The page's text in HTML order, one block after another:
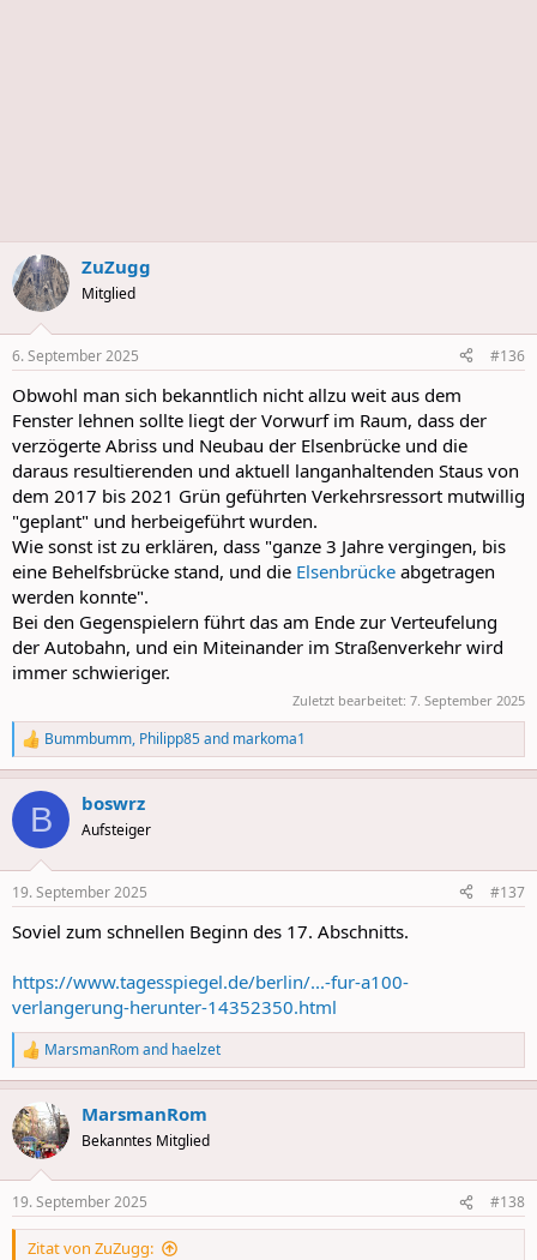
ZuZugg
Mitglied
6. September 2025 #136
Obwohl man sich bekanntlich nicht allzu weit aus dem
Fenster lehnen sollte liegt der Vorwurf im Raum, dass der
verzögerte Abriss und Neubau der Elsenbrücke und die
daraus resultierenden und aktuell langanhaltenden Staus von
dem 2017 bis 2021 Grün geführten Verkehrsressort mutwillig
"geplant" und herbeigeführt wurden.
Wie sonst ist zu erklären, dass "ganze 3 Jahre vergingen, bis
eine Behelfsbrücke stand, und die Elsenbrücke abgetragen
werden konnte".
Bei den Gegenspielern führt das am Ende zur Verteufelung
der Autobahn, und ein Miteinander im Straßenverkehr wird
immer schwieriger.
Zuletzt bearbeitet: 7. September 2025
R
e
a
c
i
s
Bummbumm, Philipp85and markoma1
B boswrz
Aufsteiger
19. September 2025 #137
Soviel zum schnellen Beginn des 17. Abschnitts.
https://www.tagesspiegel.de/berlin/...-fur-a100-
verlangerung-herunter-14352350.html
R
e
a
c
t
i
s
:
MarsmanRomand haelzet
MarsmanRom
Bekanntes Mitglied
19. September 2025 #138
Zitat von ZuZugg: